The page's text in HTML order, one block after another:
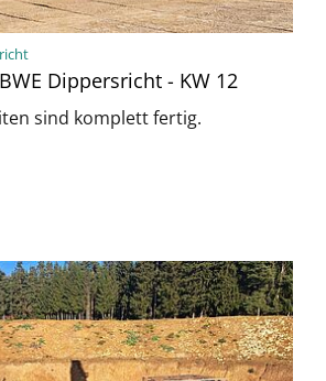
Dippersricht - KW 12
sind komplett fertig.